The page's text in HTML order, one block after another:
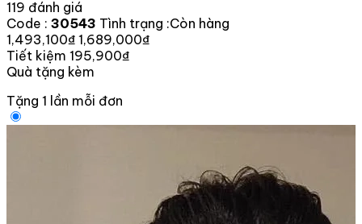
119 đánh giá
Code : 30543 Tình trạng :Còn hàng
1,493,100₫ 1,689,000₫
Tiết kiệm 195,900₫
Quà tặng kèm
Tặng 1 lần mỗi đơn